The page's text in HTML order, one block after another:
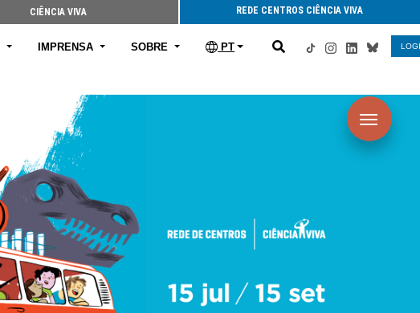
CIÊNCIA VIVA REDE CENTROS CIÊNCIA VIVA
IMPRENSA SOBRE PT